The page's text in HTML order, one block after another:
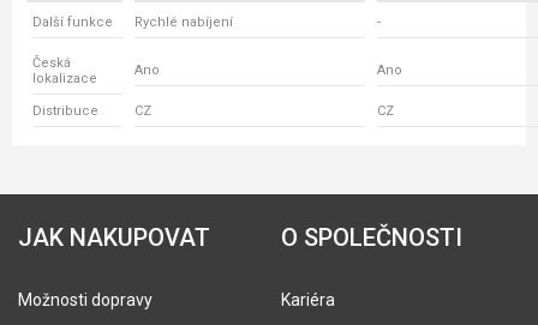
Další funkce
Rychlé nabíjení -
Česká
lokalizace
Ano Ano
Distribuce CZ CZ
JAK NAKUPOVAT
Možnosti dopravy
O SPOLEČNOSTI
Kariéra